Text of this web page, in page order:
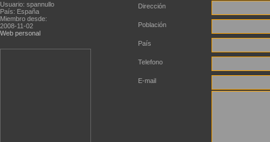
Usuario: spannullo
País: España
Miembro desde:
2008-11-02
Web personal
Dirección
Población
País
Telefono
E-mail